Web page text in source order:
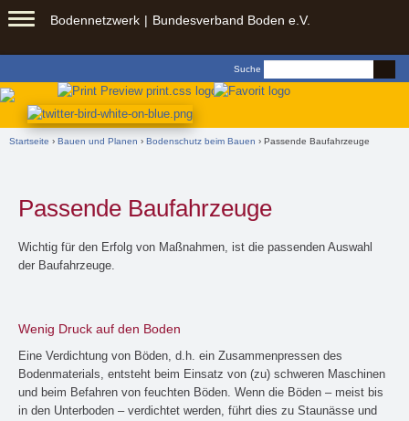
Springe zu:
Inhalt
Bodennetzwerk Bundesverband Boden e.V.
Suchformular
Suche
Sie sind hier
Startseite › Bauen und Planen › Bodenschutz beim Bauen › Passende Baufahrzeuge
Passende Baufahrzeuge
Wichtig für den Erfolg von Maßnahmen, ist die passenden Auswahl
der Baufahrzeuge.
Wenig Druck auf den Boden
Eine Verdichtung von Böden, d.h. ein Zusammenpressen des
Bodenmaterials, entsteht beim Einsatz von (zu) schweren Maschinen
und beim Befahren von feuchten Böden. Wenn die Böden – meist bis
in den Unterboden – verdichtet werden, führt dies zu Staunässe und